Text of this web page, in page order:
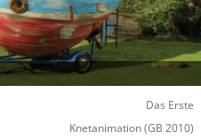
Das Erste
Knetanimation(GB 2010)